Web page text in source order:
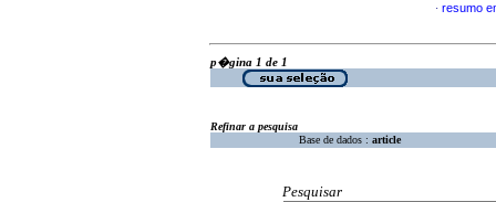
· resumo
p�gina 1 de 1
Refinar a pesquisa
Base de dados : article
Pesquisar